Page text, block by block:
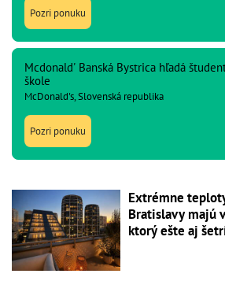
Pozri ponuku
Mcdonald' Banská Bystrica hľadá
škole
McDonald's, Slovenská republika
Pozri ponuku
Extrémne
Bratislavy majú
ktorý ešte aj